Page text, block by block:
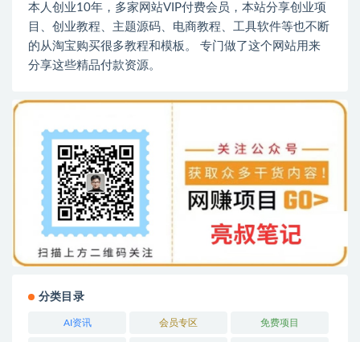
本人创业10年，多家网站VIP付费会员，本站分享创业项
目、创业教程、主题源码、电商教程、工具软件等也不断
的从淘宝购买很多教程和模板。 专门做了这个网站用来
分享这些精品付款资源。
分类目录
AI资讯 会员专区 免费项目